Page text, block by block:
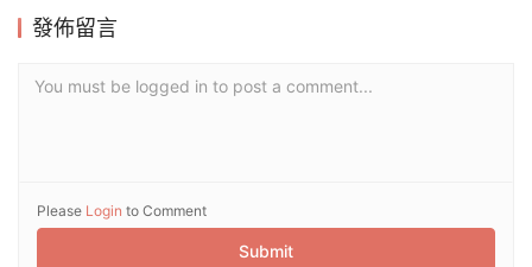
發佈留言
You must be logged in to post a comment...
Please Login to Comment
Submit